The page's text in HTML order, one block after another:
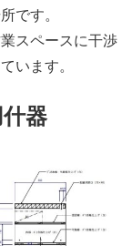
です。
スペースに干渉
います。
器